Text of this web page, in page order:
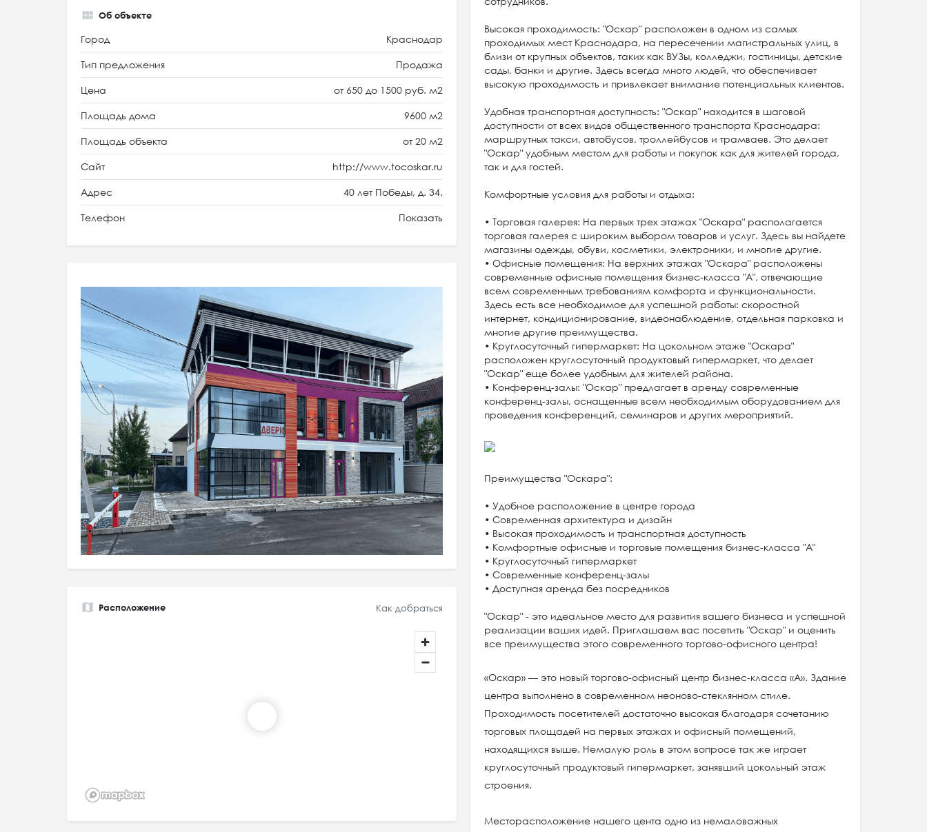
Высокая проходимость: "Оскар" расположен в одном из самых
проходимых мест Краснодара, на пересечении магистральных улиц, в
близи от крупных объектов, таких как ВУЗы, колледжи, гостиницы, детские
сады, банки и другие. Здесь всегда много людей, что обеспечивает
высокую проходимость и привлекает внимание потенциальных клиентов.
Удобная транспортная доступность: "Оскар" находится в шаговой
доступности от всех видов общественного транспорта Краснодара:
маршрутных такси, автобусов, троллейбусов и трамваев. Это делает
"Оскар" удобным местом для работы и покупок как для жителей города,
так и для гостей.
Комфортные условия для работы и отдыха:
• Торговая галерея: На первых трех этажах "Оскара" располагается
торговая галерея с широким выбором товаров и услуг. Здесь вы найдете
магазины одежды, обуви, косметики, электроники, и многие другие.
• Офисные помещения: На верхних этажах "Оскара" расположены
современные офисные помещения бизнес-класса "А", отвечающие
всем современным требованиям комфорта и функциональности.
Здесь есть все необходимое для успешной работы: скоростной
интернет, кондиционирование, видеонаблюдение, отдельная парковка и
многие другие преимущества.
• Круглосуточный гипермаркет: На цокольном этаже "Оскара"
расположен круглосуточный продуктовый гипермаркет, что делает
"Оскар" еще более удобным для жителей района.
• Конференц-залы: "Оскар" предлагает в аренду современные
конференц-залы, оснащенные всем необходимым оборудованием для
проведения конференций, семинаров и других мероприятий.
Преимущества "Оскара":
• Удобное расположение в центре города
• Современная архитектура и дизайн
• Высокая проходимость и транспортная доступность
• Комфортные офисные и торговые помещения бизнес-класса "А"
• Круглосуточный гипермаркет
• Современные конференц-залы
• Доступная аренда без посредников
"Оскар" - это идеальное место для развития вашего бизнеса и успешной
реализации ваших идей. Приглашаем вас посетить "Оскар" и оценить
все преимущества этого современного торгово-офисного центра!
«Оскар» — это новый торгово-офисный центр бизнес-класса «А». Здание
центра выполнено в современном неоново-стеклянном стиле.
Проходимость посетителей достаточно высокая благодаря сочетанию
торговых площадей на первых этажах и офисный помещений,
находящихся выше. Немалую роль в этом вопросе так же играет
круглосуточный продуктовый гипермаркет, занявший цокольный этаж
строения.
Месторасположение нашего цента одно из немаловажных
Об объекте
Город Краснодар
Тип предложения Продажа
Цена от 650 до 1500 руб. м2
Площадь дома 9600 м2
Площадь объекта от 20 м2
Сайт http://www.tocoskar.ru
Адрес 40 лет Победы, д. 34.
Телефон Показать
Расположение Как добраться